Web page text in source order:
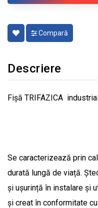
Compară
Descriere
Fișă TRIFAZICA
Se caracterizează prin
durată lungă de viață.
și ușurință în instalare și
și creat în conformitate